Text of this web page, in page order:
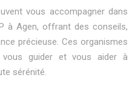
vous accompagner dans
à Agen, offrant des conseils,
précieuse. Ces organismes
guider et vous aider à
sérénité.